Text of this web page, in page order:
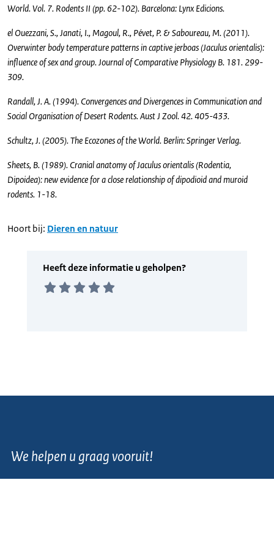
World. Vol. 7. Rodents II (pp. 62-102). Barcelona: Lynx Edicions.
el Ouezzani, S., Janati, I., Magoul, R., Pévet, P. & Saboureau, M. (2011).
Overwinter body temperature patterns in captive jerboas (Jaculus orientalis):
influence of sex and group. Journal of Comparative Physiology B. 181. 299-
309.
Randall, J. A. (1994). Convergences and Divergences in Communication and
Social Organisation of Desert Rodents. Aust J Zool. 42. 405-433.
Schultz, J. (2005). The Ecozones of the World. Berlin: Springer Verlag.
Sheets, B. (1989). Cranial anatomy of Jaculus orientalis (Rodentia,
Dipoidea): new evidence for a close relationship of dipodioid and muroid
rodents. 1-18.
Hoort bij: Dieren en natuur
We helpen u graag vooruit!